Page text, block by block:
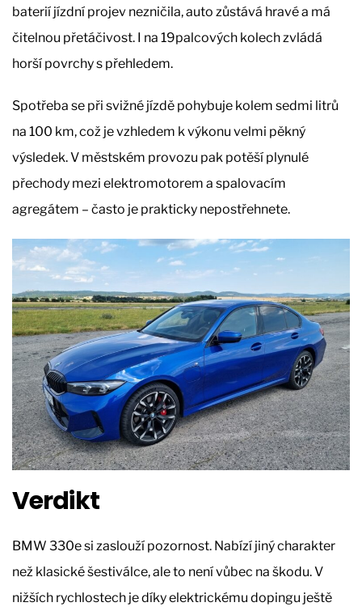
baterií jízdní projev nezničila, auto zůstává hravé a má
čitelnou přetáčivost. I na 19palcových kolech zvládá
horší povrchy s přehledem.
Spotřeba se při svižné jízdě pohybuje kolem sedmi litrů
na 100 km, což je vzhledem k výkonu velmi pěkný
výsledek. V městském provozu pak potěší plynulé
přechody mezi elektromotorem a spalovacím
agregátem – často je prakticky nepostřehnete.
Verdikt
BMW 330e si zaslouží pozornost. Nabízí jiný charakter
než klasické šestiválce, ale to není vůbec na škodu. V
nižších rychlostech je díky elektrickému dopingu ještě